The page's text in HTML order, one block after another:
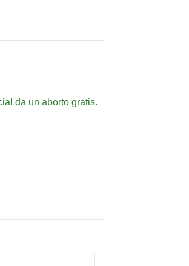
da un aborto gratis.